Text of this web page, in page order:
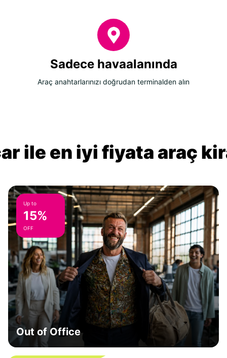
Sadece havaalanında
Araç anahtarlarınızı doğrudan terminalden alın
ile en iyi fiyata araç
Up to
15%
OFF
Out of Office